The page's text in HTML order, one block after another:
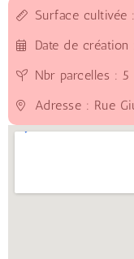
Surface cultivée
Date de
Nbr parcelles : 5
Adresse : Rue